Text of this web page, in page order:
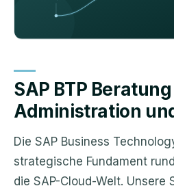
SAP BTP
Administration
Die SAP Business
strategische Fundament
die SAP-Cloud-Welt. Unsere